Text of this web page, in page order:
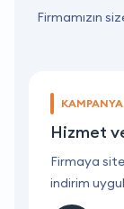
Firmamızın
KAMPANYA
Hizmet
Firmaya
indirim